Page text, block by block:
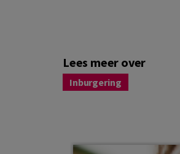
Lees meer over
Inburgering